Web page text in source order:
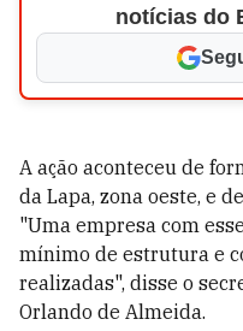
notícias do
A ação aconteceu de
da Lapa, zona oeste, e
"Uma empresa com
mínimo de estrutura e
realizadas", disse o
Orlando de Almeida.